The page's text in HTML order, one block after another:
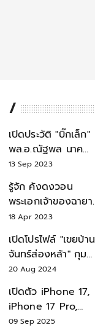
เปิดประวัติ "บิ๊กเล็ก"
พล.อ.ณัฐพล นาค
พาณิชย์ จากเลขาฯ
สมช.-เลขาฯ
รมว.กลาโหม
13 Sep 2023
รู้จัก คังดงวอน
พระเอกเจ้าของฉายา
สมบัติแห่งชาติ หลังมี
18 Apr 2023
เปิดโปรไฟล์ "เขยบ้าน
จันทร์ส่องหล้า" กุม
บังเหียนธุรกิจตระกูล
"ชินวัตร"
20 Aug 2024
เปิดตัว iPhone 17,
iPhone 17 Pro,
iPhone 17 Air สเปค
09 Sep 2025